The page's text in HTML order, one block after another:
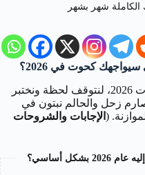
كحوت في 2026؟
قبل أن نغوص في أعماق محيط توقعات 2026، لنتوقف لحظة ونختبر
زحل والحالم نبتون في
( الإجابات والشروحات
أساسي؟